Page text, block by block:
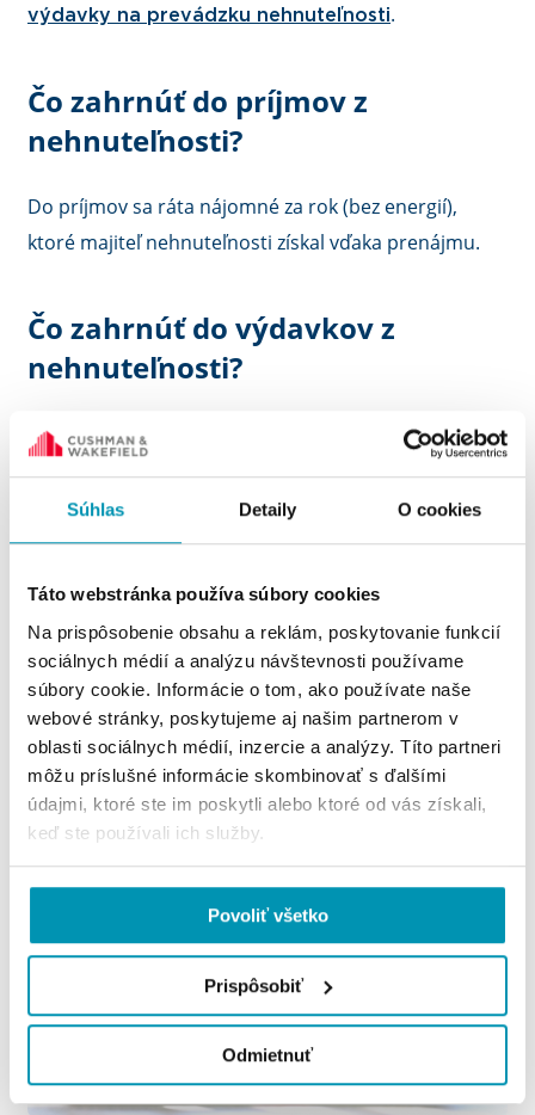
Súhlas Detaily O cookies
Táto webstránka používa súbory cookies
Na prispôsobenie obsahu a reklám, poskytovanie funkcií
sociálnych médií a analýzu návštevnosti používame
súbory cookie. Informácie o tom, ako používate naše
webové stránky, poskytujeme aj našim partnerom v
oblasti sociálnych médií, inzercie a analýzy. Títo partneri
môžu príslušné informácie skombinovať s ďalšími
údajmi, ktoré ste im poskytli alebo ktoré od vás získali,
keď ste používali ich služby.
Povoliť všetko
Prispôsobiť
Odmietnuť
výdavky na prevádzku nehnuteľnosti.
Čo zahrnúť do príjmov z
nehnuteľnosti?
Do príjmov sa ráta nájomné za rok (bez energií),
ktoré majiteľ nehnuteľnosti získal vďaka prenájmu.
Čo zahrnúť do výdavkov z
nehnuteľnosti?
Do výdavkov môžete zahrnúť:
náklady za energiu ako elektrina, voda či plyn
služby, ktoré súvisia s prenájmom (stočné,
poplatky za TV a internet)
prenájom zariadení, ktoré sú bližšie
špecifikované v nájomnej zmluve, napríklad
sporák, mikrovlnka, práčka, umývačka riadu